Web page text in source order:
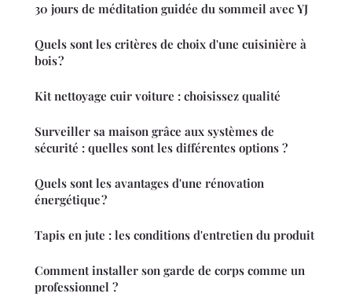
30 jours de méditation guidée du sommeil avec YJ
Quels sont les critères de choix d'une cuisinière à
bois ?
Kit nettoyage cuir voiture : choisissez qualité
Surveiller sa maison grâce aux systèmes de
sécurité : quelles sont les différentes options ?
Quels sont les avantages d'une rénovation
énergétique ?
Tapis en jute : les conditions d'entretien du produit
Comment installer son garde de corps comme un
professionnel ?